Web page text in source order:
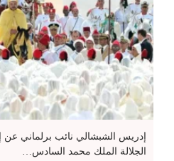
إدريس الشبشالي نائب برلماني
الجلالة الملك محمد السادس…